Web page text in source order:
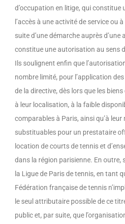
d’occupation en litige, qui constitue
l’accès à une activité de service ou
suite d’une démarche auprès
constitue une autorisation au sens
Ils soulignent enfin que
nombre limité, pour l’application
de la directive, dès lors que les
à leur localisation, à la faible
comparables à Paris, ainsi qu’à
substituables pour un prestataire
location de courts de tennis et
dans la région parisienne. En outre,
la Ligue de Paris de tennis, en tant
Fédération française de tennis
le seul attributaire possible de ce
public et, par suite, que